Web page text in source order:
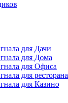
для Дачи
для Дома
для Офиса
для ресторана
для Казино